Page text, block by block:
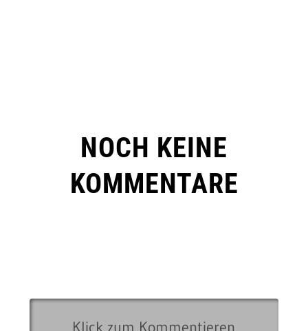
NOCH KEINE
KOMMENTARE